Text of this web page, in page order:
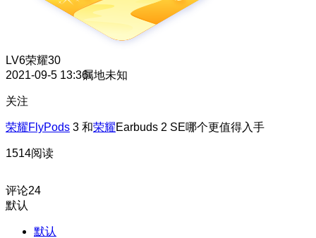
LV6荣耀30
2021-09-5 13:36属地未知
关注
荣耀FlyPods 3 和荣耀Earbuds 2 SE哪个更值得入手
1514阅读
评论24
默认
默认